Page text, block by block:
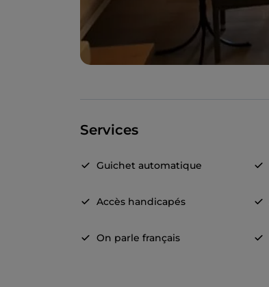
Services
Guichet automatique
Accès handicapés
On parle français